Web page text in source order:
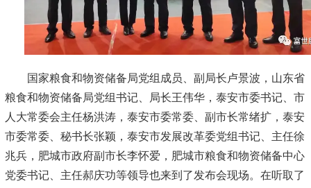
国家粮食和物资储备局党组成员、副局长卢景波，山东省
粮食和物资储备局党组书记、局长王伟华，泰安市委书记、市
人大常委会主任杨洪涛，泰安市委常委、副市长常绪扩，泰安
市委常委、秘书长张颖，泰安市发展改革委党组书记、主任徐
兆兵，肥城市政府副市长李怀爱，肥城市粮食和物资储备中心
党委书记、主任郝庆功等领导也来到了发布会现场。在听取了